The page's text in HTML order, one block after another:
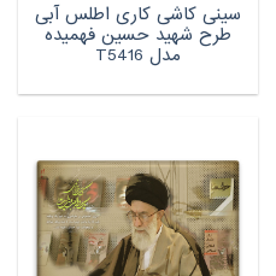
سینی کاشی کاری اطلس آبی
طرح شهید حسین فهمیده
مدل T5416